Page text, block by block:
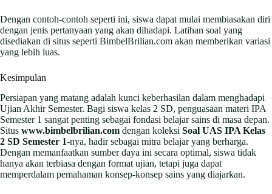
Dengan contoh-contoh seperti ini, siswa dapat mulai membiasakan diri
dengan jenis pertanyaan yang akan dihadapi. Latihan soal yang
disediakan di situs seperti BimbelBrilian.com akan memberikan variasi
yang lebih luas.
Kesimpulan
Persiapan yang matang adalah kunci keberhasilan dalam menghadapi
Ujian Akhir Semester. Bagi siswa kelas 2 SD, penguasaan materi IPA
Semester 1 sangat penting sebagai fondasi belajar sains di masa depan.
Situs www.bimbelbrilian.com dengan koleksi Soal UAS IPA Kelas
2 SD Semester 1-nya, hadir sebagai mitra belajar yang berharga.
Dengan memanfaatkan sumber daya ini secara optimal, siswa tidak
hanya akan terbiasa dengan format ujian, tetapi juga dapat
memperdalam pemahaman konsep-konsep sains yang diajarkan.